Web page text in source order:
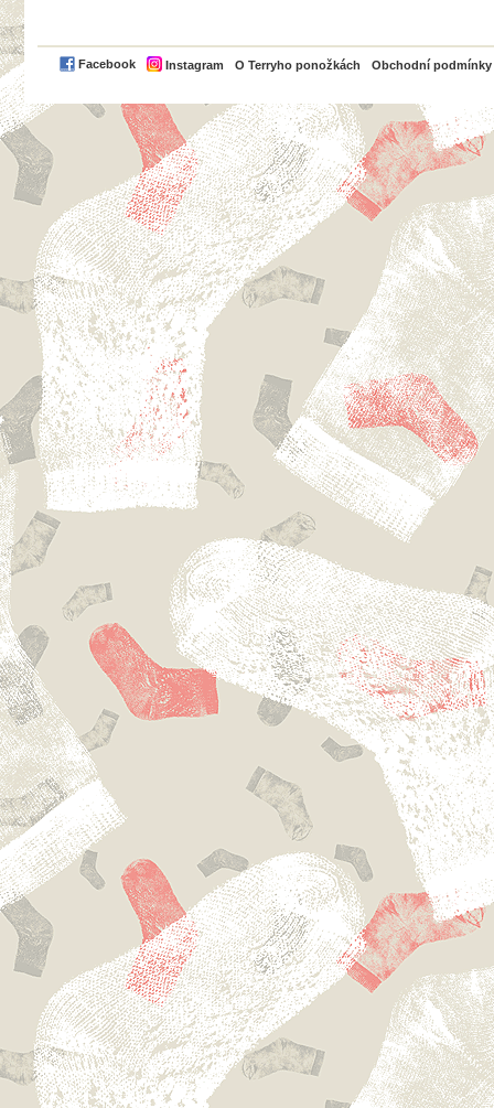
Facebook Instagram O Terryho ponožkách Obchodní podmínky
PayPal